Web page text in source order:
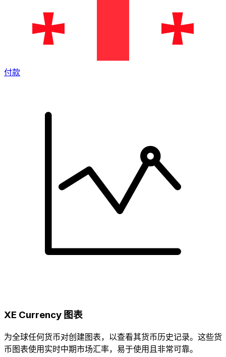
XE 国际汇款
快捷安全地在线汇款。实时跟踪和通知外加灵活的交付和付款
付款
XE Currency 图表
为全球任何货币对创建图表，以查看其货币历史记录。这些货
币图表使用实时中期市场汇率，易于使用且非常可靠。